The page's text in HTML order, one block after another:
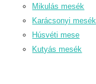
Mikulás mesék
Karácsonyi mesék
Húsvéti mese
Kutyás mesék